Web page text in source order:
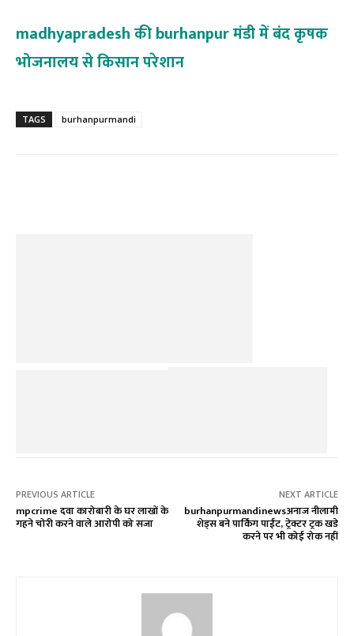
madhyapradesh की burhanpur मंडी में बंद कृषक
भोजनालय से किसान परेशान
TAGS burhanpurmandi
PREVIOUS ARTICLE
mpcrime दवा कारोबारी के घर लाखों के
गहने चोरी करने वाले आरोपी को सजा
NEXT ARTICLE
burhanpurmandinewsअनाज नीलामी
शेड्स बने पार्किंग पाईंट, ट्रेक्टर ट्रक खडे
करने पर भी कोई रोक नहीं